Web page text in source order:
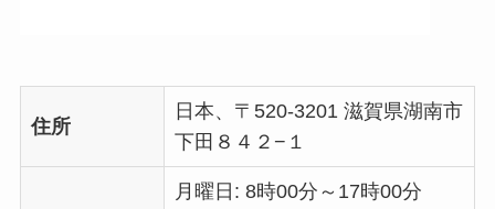
住所
日本、〒520-3201 滋賀県湖南市
下田８４２−１
月曜日: 8時00分～17時00分